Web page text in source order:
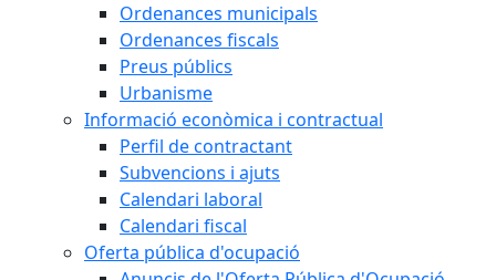
Ordenances municipals
Ordenances fiscals
Preus públics
Urbanisme
Informació econòmica i contractual
Perfil de contractant
Subvencions i ajuts
Calendari laboral
Calendari fiscal
Oferta pública d'ocupació